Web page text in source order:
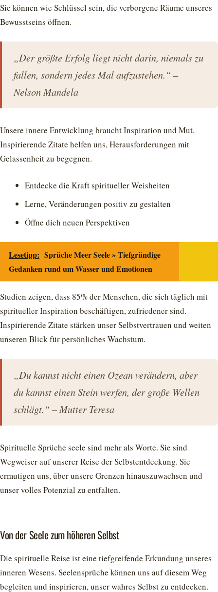
Sie können wie Schlüssel sein, die verborgene Räume unseres
Bewusstseins öffnen.
„Der größte Erfolg liegt nicht darin, niemals zu
fallen, sondern jedes Mal aufzustehen.“ –
Nelson Mandela
Unsere innere Entwicklung braucht Inspiration und Mut.
Inspirierende Zitate helfen uns, Herausforderungen mit
Gelassenheit zu begegnen.
Entdecke die Kraft spiritueller Weisheiten
Lerne, Veränderungen positiv zu gestalten
Öffne dich neuen Perspektiven
Lesetipp: Sprüche Meer Seele » Tiefgründige
Gedanken rund um Wasser und Emotionen
Studien zeigen, dass 85% der Menschen, die sich täglich mit
spiritueller Inspiration beschäftigen, zufriedener sind.
Inspirierende Zitate stärken unser Selbstvertrauen und weiten
unseren Blick für persönliches Wachstum.
„Du kannst nicht einen Ozean verändern, aber
du kannst einen Stein werfen, der große Wellen
schlägt.“ – Mutter Teresa
Spirituelle Sprüche seele sind mehr als Worte. Sie sind
Wegweiser auf unserer Reise der Selbstentdeckung. Sie
ermutigen uns, über unsere Grenzen hinauszuwachsen und
unser volles Potenzial zu entfalten.
Von der Seele zum höheren Selbst
Die spirituelle Reise ist eine tiefgreifende Erkundung unseres
inneren Wesens. Seelensprüche können uns auf diesem Weg
begleiten und inspirieren, unser wahres Selbst zu entdecken.